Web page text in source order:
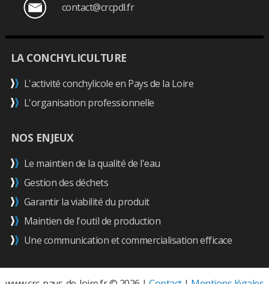
contact@crcpdl.fr
LA CONCHYLICULTURE
L'activité conchylicole en Pays de la Loire
L'organisation professionnelle
NOS ENJEUX
Le maintien de la qualité de l'eau
Gestion des déchets
Garantir la viabilité du produit
Maintien de l'outil de production
Une communication et commercialisation efficace